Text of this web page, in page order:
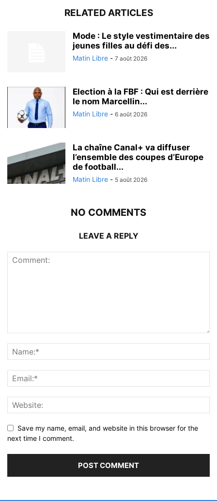
RELATED ARTICLES
Mode : Le style vestimentaire des
jeunes filles au défi des...
Matin Libre - 7 août 2026
Election à la FBF : Qui est derrière
le nom Marcellin...
Matin Libre - 6 août 2026
La chaîne Canal+ va diffuser
l’ensemble des coupes d’Europe
de football...
Matin Libre - 5 août 2026
NO COMMENTS
LEAVE A REPLY
Save my name, email, and website in this browser for the
next time I comment.